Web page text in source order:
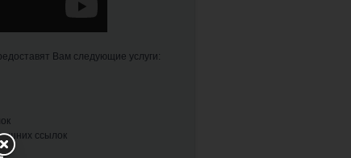
Вам следующие услуги:
ссылок